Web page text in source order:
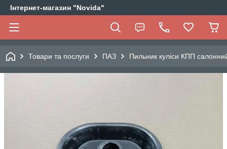
Інтернет-магазин "Novida"
Товари та послуги ПАЗ Пильник куліси КПП